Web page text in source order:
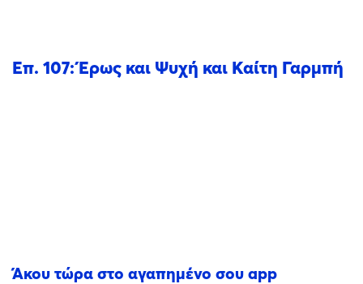
Επ. 107: Έρως και Ψυχή και Καίτη Γαρμπή
Άκου τώρα στο αγαπημένο σου app